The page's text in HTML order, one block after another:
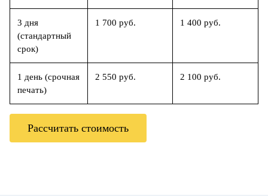
3 дня
(стандартный
срок)
1 700 руб. 1 400 руб.
1 день (срочная
печать)
2 550 руб. 2 100 руб.
Рассчитать стоимость